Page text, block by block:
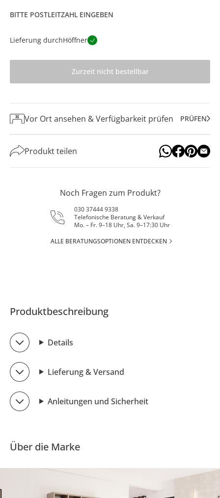
BITTE POSTLEITZAHL EINGEBEN
Lieferung durchHöffner
Zurzeit nicht bestellbar
Vor Ort ansehen & Verfügbarkeit prüfen PRÜFEN
Produkt teilen
Noch Fragen zum Produkt?
030 37444 9338
Telefonische Beratung & Verkauf
Mo. – Fr. 9–18 Uhr, Sa. 9–17:30 Uhr
ALLE BERATUNGSOPTIONEN ENTDECKEN
Produktbeschreibung
Details
Lieferung & Versand
Anleitungen und Sicherheit
Über die Marke